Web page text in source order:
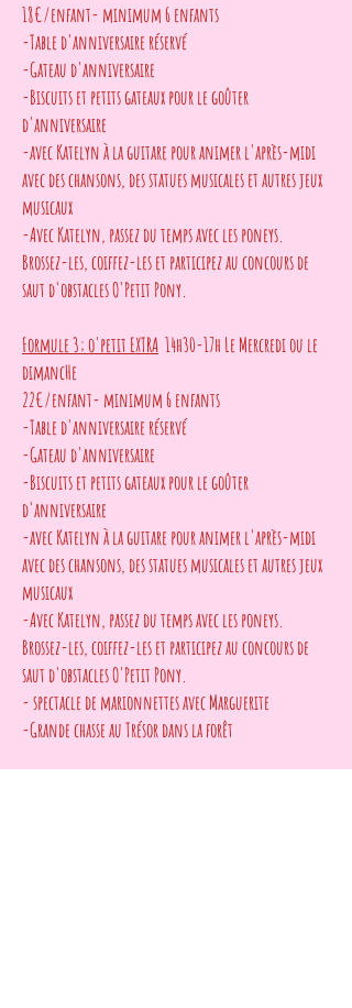
18€/enfant- minimum 6 enfants
-Table d'anniversaire réservé
-Gateau d'anniversaire
-Biscuits et petits gateaux pour le goûter
d'anniversaire
-avec Katelyn à la guitare pour animer l'après-midi
avec des chansons, des statues musicales et autres jeux
musicaux
-Avec Katelyn, passez du temps avec les poneys.
Brossez-les, coiffez-les et participez au concours de
saut d'obstacles O'Petit Pony.
Formule 3; o'petit EXTRA 14h30-17h Le Mercredi ou le
dimancHe
22€/enfant- minimum 6 enfants
-Table d'anniversaire réservé
-Gateau d'anniversaire
-Biscuits et petits gateaux pour le goûter
d'anniversaire
-avec Katelyn à la guitare pour animer l'après-midi
avec des chansons, des statues musicales et autres jeux
musicaux
-Avec Katelyn, passez du temps avec les poneys.
Brossez-les, coiffez-les et participez au concours de
saut d'obstacles O'Petit Pony.
- spectacle de marionnettes avec Marguerite
-Grande chasse au Trésor dans la forêt